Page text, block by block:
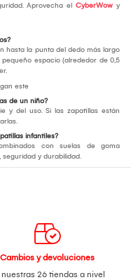
Aprovecha el CyberWow y
hasta la punta del dedo más largo
espacio (alrededor de 0,5
este
de un niño?
y del uso. Si las zapatillas están
infantiles?
con suelas de goma
y durabilidad.
Cambios y devoluciones
nuestras 26 tiendas a nivel